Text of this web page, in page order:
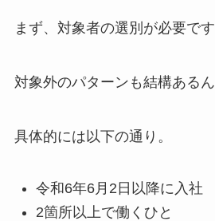
まず、対象者の選別が必要です
対象外のパターンも結構あるん
具体的には以下の通り。
令和6年6月2日以降に入社
2箇所以上で働くひと